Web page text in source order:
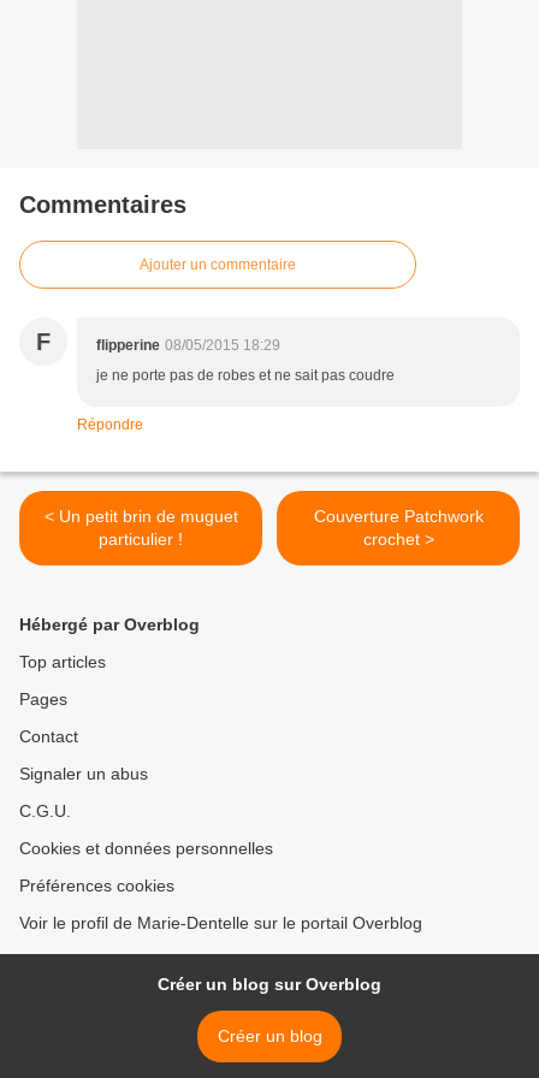
Commentaires
Ajouter un commentaire
F flipperine 08/05/2015 18:29
je ne porte pas de robes et ne sait pas coudre
Répondre
< Un petit brin de muguet
particulier !
Couverture Patchwork
crochet >
Hébergé par Overblog
Top articles
Pages
Contact
Signaler un abus
C.G.U.
Cookies et données personnelles
Préférences cookies
Voir le profil de Marie-Dentelle sur le portail Overblog
Créer un blog sur Overblog
Créer un blog